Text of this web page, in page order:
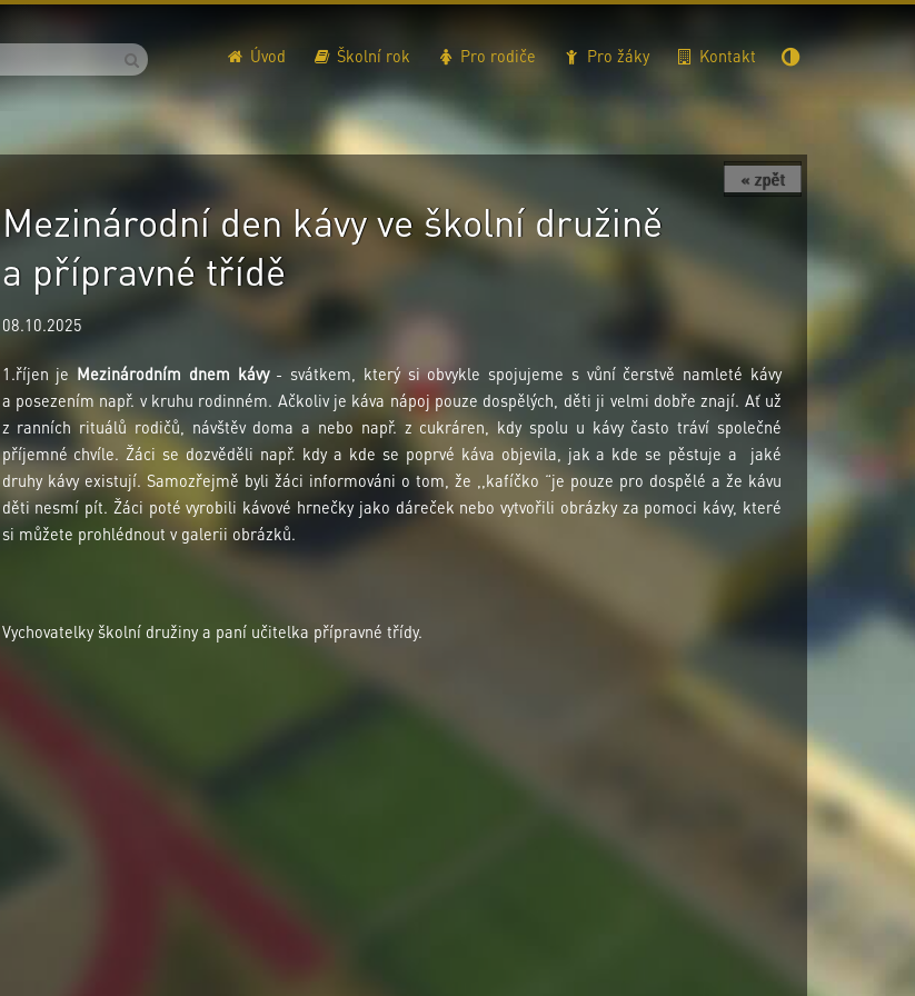
Úvod Školní rok Pro rodiče Pro žáky Kontakt
« zpět
Mezinárodní den kávy ve školní družině
a přípravné třídě
08.10.2025
1.říjen je Mezinárodním dnem kávy- svátkem, který si obvykle spojujeme s vůní čerstvě namleté kávy
a posezením např. v kruhu rodinném. Ačkoliv je káva nápoj pouze dospělých, děti ji velmi dobře znají. Ať už
z ranních rituálů rodičů, návštěv doma a nebo např. z cukráren, kdy spolu u kávy často tráví společné
příjemné chvíle. Žáci se dozvěděli např. kdy a kde se poprvé káva objevila, jak a kde se pěstuje a jaké
druhy kávy existují. Samozřejmě byli žáci informováni o tom, že ,,kafíčko “je pouze pro dospělé a že kávu
děti nesmí pít. Žáci poté vyrobili kávové hrnečky jako dáreček nebo vytvořili obrázky za pomoci kávy, které
si můžete prohlédnout v galerii obrázků.
Vychovatelky školní družiny a paní učitelka přípravné třídy.